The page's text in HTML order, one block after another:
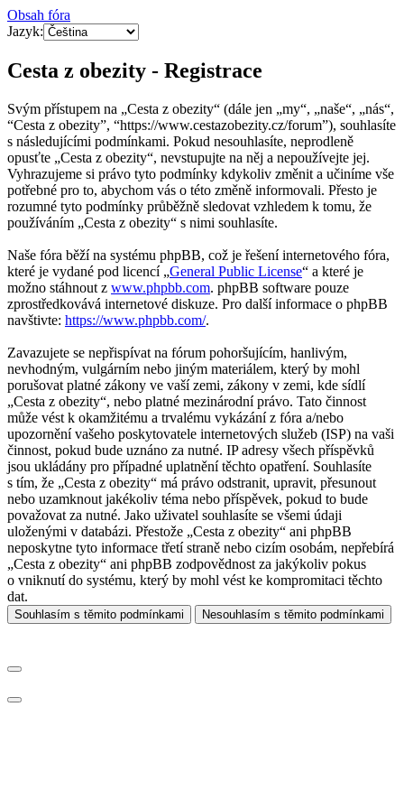
Obsah fóra
Jazyk:
Cesta z obezity - Registrace
Svým přístupem na „Cesta z obezity“ (dále jen „my“, „naše“, „nás“,
“Cesta z obezity”, “https://www.cestazobezity.cz/forum”), souhlasíte
s následujícími podmínkami. Pokud nesouhlasíte, neprodleně
opusťte „Cesta z obezity“, nevstupujte na něj a nepoužívejte jej.
Vyhrazujeme si právo tyto podmínky kdykoliv změnit a učiníme vše
potřebné pro to, abychom vás o této změně informovali. Přesto je
rozumné tyto podmínky průběžně sledovat vzhledem k tomu, že
používáním „Cesta z obezity“ s nimi souhlasíte.
Naše fóra běží na systému phpBB, což je řešení internetového fóra,
které je vydané pod licencí „General Public License“ a které je
možno stáhnout z www.phpbb.com. phpBB software pouze
zprostředkovává internetové diskuze. Pro další informace o phpBB
navštivte: https://www.phpbb.com/.
Zavazujete se nepřispívat na fórum pohoršujícím, hanlivým,
nevhodným, vulgárním nebo jiným materiálem, který by mohl
porušovat platné zákony ve vaší zemi, zákony v zemi, kde sídlí
„Cesta z obezity“, nebo platné mezinárodní právo. Tato činnost
může vést k okamžitému a trvalému vykázání z fóra a/nebo
upozornění vašeho poskytovatele internetových služeb (ISP) na vaši
činnost, pokud bude uznáno za nutné. IP adresy všech příspěvků
jsou ukládány pro případné uplatnění těchto opatření. Souhlasíte
s tím, že „Cesta z obezity“ má právo odstranit, upravit, přesunout
nebo uzamknout jakékoliv téma nebo příspěvek, pokud to bude
považovat za nutné. Jako uživatel souhlasíte se všemi údaji
uloženými v databázi. Přestože „Cesta z obezity“ ani phpBB
neposkytne tyto informace třetí straně nebo cizím osobám, nepřebírá
„Cesta z obezity“ ani phpBB zodpovědnost za jakýkoliv pokus
o vniknutí do systému, který by mohl vést ke kompromitaci těchto
dat.
Souhlasím s těmito podmínkami Nesouhlasím s těmito podmínkami